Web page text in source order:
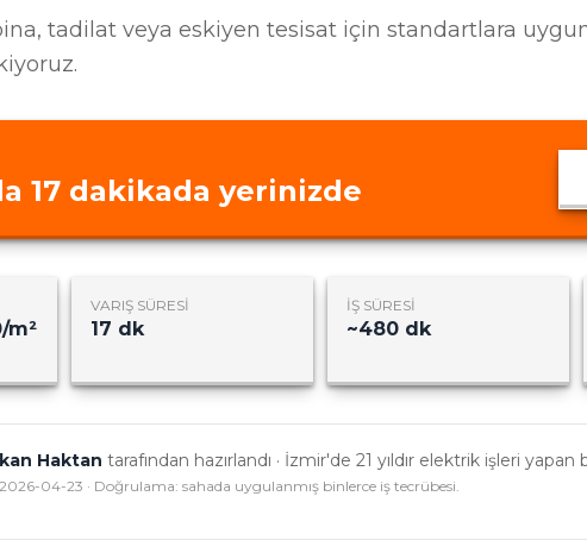
tadilat veya eskiyen tesisat için standartlara
17 dakikada yerinizde
m²
VARIŞ SÜRESI
17 dk
İŞ SÜRESI
~480 dk
Haktan tarafından hazırlandı · İzmir'de 21 yıldır elektrik işleri
2026-04-23 · Doğrulama: sahada uygulanmış binlerce iş tecrübesi.